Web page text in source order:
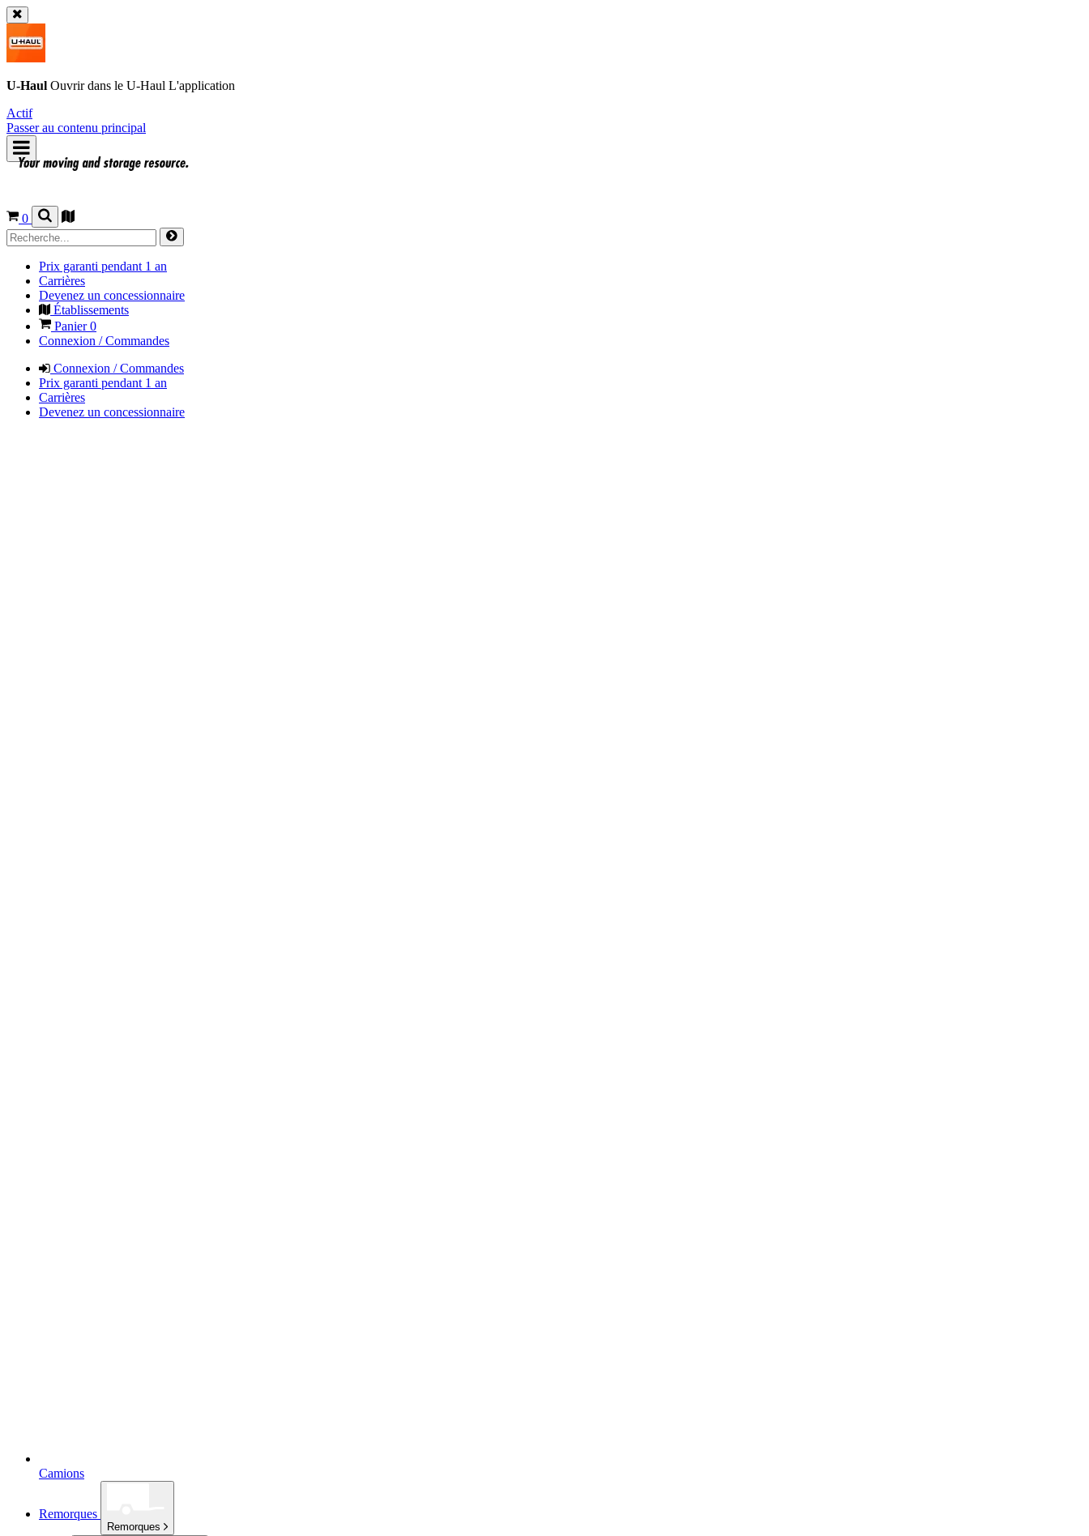
U-Haul Ouvrir dans le U-Haul L'application
Actif
Passer au contenu principal
0
Prix garanti pendant 1 an
Carrières
Devenez un concessionnaire
Établissements
Panier0
Connexion / Commandes
Connexion / Commandes
Prix garanti pendant 1 an
Carrières
Devenez un concessionnaire
Camions
Remorques
Remorques